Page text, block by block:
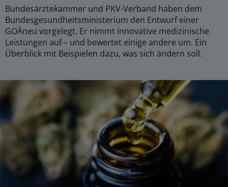
Bundesärztekammer und PKV-Verband haben dem
Bundesgesundheitsministerium den Entwurf einer
GOÄneu vorgelegt. Er nimmt innovative medizinische
Leistungen auf – und bewertet einige andere um. Ein
Überblick mit Beispielen dazu, was sich ändern soll.